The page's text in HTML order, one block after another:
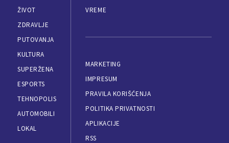
ŽIVOT
ZDRAVLJE
PUTOVANJA
KULTURA
SUPERŽENA
ESPORTS
TEHNOPOLIS
AUTOMOBILI
LOKAL
VREME
MARKETING
IMPRESUM
PRAVILA KORIŠĆENJA
POLITIKA PRIVATNOSTI
APLIKACIJE
RSS